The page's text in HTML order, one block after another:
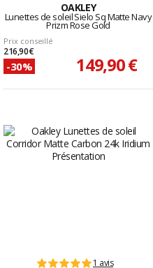
OAKLEY
Lunettes de soleil Sielo Sq Matte Navy
Prizm Rose Gold
Prix conseillé
216,90 €
-30% 149,90 €
1 avis